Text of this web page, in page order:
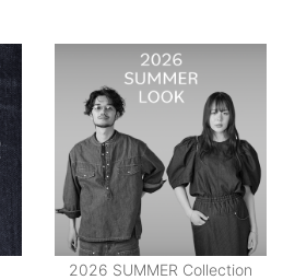
2026 SUMMER Collection